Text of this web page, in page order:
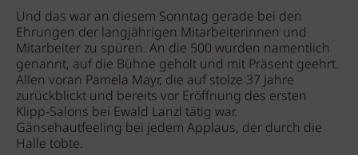
Und das war an diesem Sonntag gerade bei den
Ehrungen der langjährigen Mitarbeiterinnen und
Mitarbeiter zu spüren. An die 500 wurden namentlich
genannt, auf die Bühne geholt und mit Präsent geehrt.
Allen voran Pamela Mayr, die auf stolze 37 Jahre
zurückblickt und bereits vor Eröffnung des ersten
Klipp-Salons bei Ewald Lanzl tätig war.
Gänsehautfeeling bei jedem Applaus, der durch die
Halle tobte.